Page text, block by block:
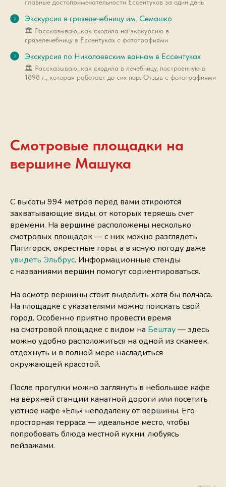
главные достопримечательности Ессентуков за один день
Экскурсия в грязелечебницу им. Семашко
🏛 Рассказываю, как сходила на экскурсию в
грязелечебницу в Ессентуках с фотографиями
Экскурсия по Николаевским ваннам в Ессентуках
🏛 Рассказываю, как сходила в лечебницу, построенную в
1898 г., которая работает до сих пор. Отзыв с фотографиями
Смотровые площадки на
вершине Машука
С высоты 994 метров перед вами откроются
захватывающие виды, от которых теряешь счет
времени. На вершине расположены несколько
смотровых площадок — с них можно разглядеть
Пятигорск, окрестные горы, а в ясную погоду даже
увидеть Эльбрус. Информационные стенды
с названиями вершин помогут сориентироваться.
На осмотр вершины стоит выделить хотя бы полчаса.
На площадке с указателями можно поискать свой
город. Особенно приятно провести время
на смотровой площадке с видом на Бештау— здесь
можно удобно расположиться на одной из скамеек,
отдохнуть и в полной мере насладиться
окружающей красотой.
После прогулки можно заглянуть в небольшое кафе
на верхней станции канатной дороги или посетить
уютное кафе «Ель» неподалеку от вершины. Его
просторная терраса — идеальное место, чтобы
попробовать блюда местной кухни, любуясь
пейзажами.